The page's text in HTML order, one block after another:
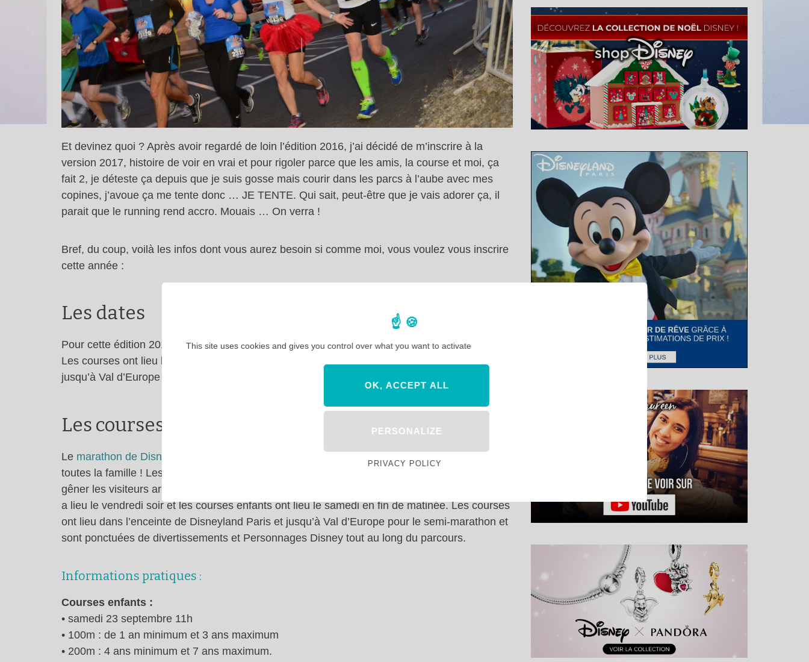
Et devinez quoi ? Après avoir regardé de loin l’édition 2016, j’ai décidé de m’inscrire à la
version 2017, histoire de voir en vrai et pour rigoler parce que les amis, la course et moi, ça
fait 2, je déteste ça depuis que je suis gosse mais courir dans les parcs à l’aube avec mes
copines, j’avoue ça me tente donc … JE TENTE. Qui sait, peut-être que je vais adorer ça, il
parait que le running rend accro. Mouais … On verra !
Bref, du coup, voilà les infos dont vous aurez besoin si comme moi, vous voulez vous inscrire
cette année :
Les dates
Pour cette édition 2017, le marathon s’étenddu jeudi 21 au dimanche 24 septembre 2017
Les courses ont lieu les vendredi, samedi et dimanche dans l’enceinte de Disneyland Paris et
jusqu’à Val d’Europe pour le semi-marathon.
Les courses
Le marathon de Disneyland Paris
toutes la famille ! Les courses 10K et 21K ont lieu avant l’ouverture des parcs ( afin de ne pas
gêner les visiteurs arrivant pour les EMH ) avec un départ à 7h. Ouch ça pique ! La course 5K
a lieu le vendredi soir et les courses enfants ont lieu le samedi en fin de matinée. Les courses
ont lieu dans l’enceinte de Disneyland Paris et jusqu’à Val d’Europe pour le semi-marathon et
sont ponctuées de divertissements et Personnages Disney tout au long du parcours.
Informations pratiques :
Courses enfants :
• samedi 23 septembre 11h
• 100m : de 1 an minimum et 3 ans maximum
• 200m : 4 ans minimum et 7 ans maximum.
This site uses cookies and gives you control over what you want to activate
OK, ACCEPT ALL
PERSONALIZE
PRIVACY POLICY